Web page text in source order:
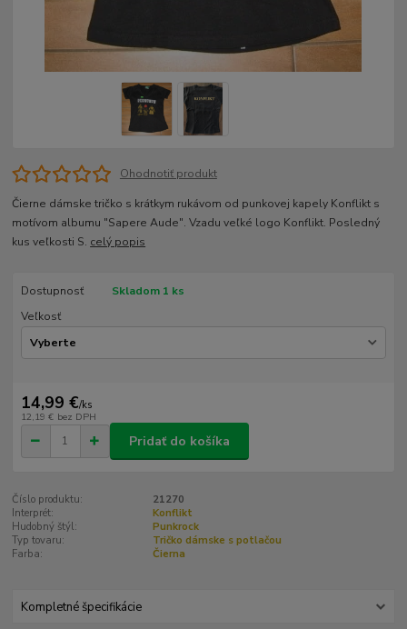
Ohodnotiť produkt
Čierne dámske tričko s krátkym rukávom od punkovej kapely Konflikt s
motívom albumu "Sapere Aude". Vzadu veľké logo Konflikt. Posledný
kus veľkosti S. celý popis
Dostupnosť
Skladom 1 ks
Veľkosť
14,99 €/ks
12,19 € bez DPH
Pridať do košíka
Číslo produktu:
21270
Interprét:
Konflikt
Hudobný štýl:
Punkrock
Typ tovaru:
Tričko dámske s potlačou
Farba:
Čierna
Kompletné špecifikácie